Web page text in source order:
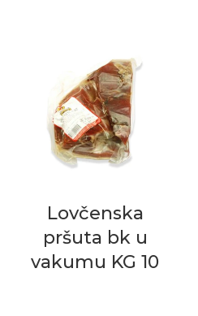
Lovčenska
pršuta bk u
vakumu KG 10